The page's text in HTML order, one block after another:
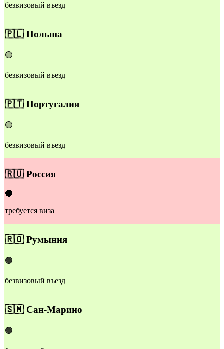
безвизовый въезд
🇵🇱Польша
🟢
безвизовый въезд
🇵🇹Португалия
🟢
безвизовый въезд
🇷🇺Россия
🔴
требуется виза
​🇷🇴​Румыния
🟢
безвизовый въезд
🇸🇲 Сан-Марино
🟢